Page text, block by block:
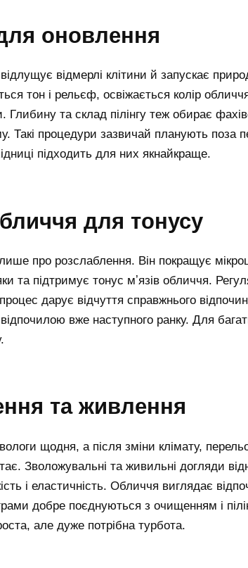
для оновлення
відлущує відмерлі клітини й запускає
тон і рельєф, освіжається колір
та склад пілінгу теж обирає
Такі процедури зазвичай планують поза
підходить для них якнайкраще.
для тонусу
про розслаблення. Він покращує
та підтримує тонус мʼязів обличчя.
дарує відчуття справжнього
вже наступного ранку. Для
та живлення
щодня, а після зміни клімату,
Зволожувальні та живильні догляди
і еластичність. Обличчя виглядає
добре поєднуються з очищенням і
але дуже потрібна турбота.